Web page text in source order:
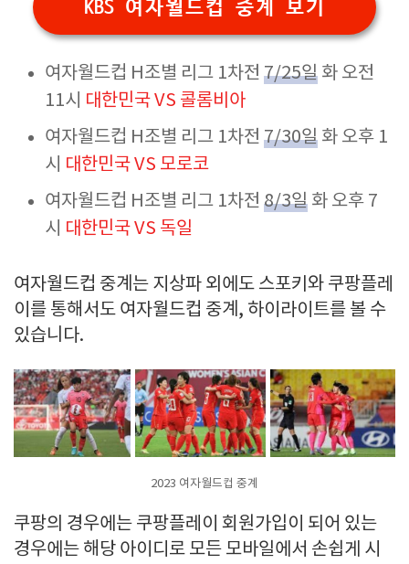
KBS 여자월드컵 중계 보기
여자월드컵 H조별 리그 1차전 7/25일 화 오전
11시 대한민국 VS 콜롬비아
여자월드컵 H조별 리그 1차전 7/30일 화 오후 1
시 대한민국 VS 모로코
여자월드컵 H조별 리그 1차전 8/3일 화 오후 7
시 대한민국 VS 독일
여자월드컵 중계는 지상파 외에도 스포키와 쿠팡플레
이를 통해서도 여자월드컵 중계, 하이라이트를 볼 수
있습니다.
2023 여자월드컵 중계
쿠팡의 경우에는 쿠팡플레이 회원가입이 되어 있는
경우에는 해당 아이디로 모든 모바일에서 손쉽게 시